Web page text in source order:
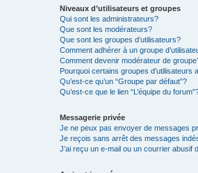
Niveaux d’utilisateurs et groupes
Qui sont les administrateurs?
Que sont les modérateurs?
Que sont les groupes d’utilisateurs?
Comment adhérer à un groupe
Comment devenir modérateur de
Pourquoi certains groupes
Qu’est-ce qu’un “Groupe par défaut”?
Qu’est-ce que le lien “L’équipe du
Messagerie privée
Je ne peux pas envoyer de messages
Je reçois sans arrêt des messages
J’ai reçu un e-mail ou un courrier abusif